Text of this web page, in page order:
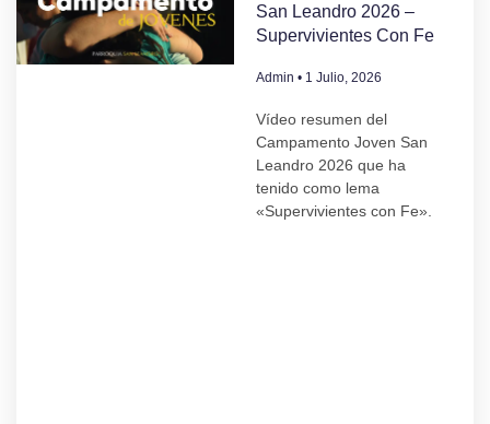
San Leandro 2026 –
Supervivientes Con Fe
Admin 1 Julio, 2026
Vídeo resumen del
Campamento Joven San
Leandro 2026 que ha
tenido como lema
«Supervivientes con Fe».